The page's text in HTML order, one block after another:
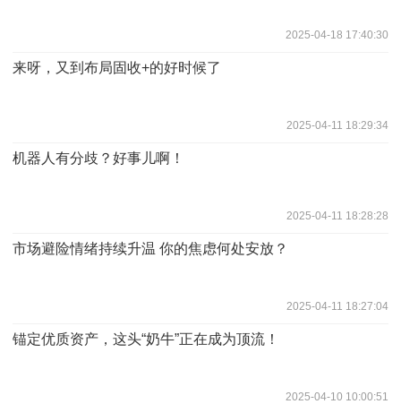
2025-04-18 17:40:30
来呀，又到布局固收+的好时候了
2025-04-11 18:29:34
机器人有分歧？好事儿啊！
2025-04-11 18:28:28
市场避险情绪持续升温 你的焦虑何处安放？
2025-04-11 18:27:04
锚定优质资产，这头“奶牛”正在成为顶流！
2025-04-10 10:00:51